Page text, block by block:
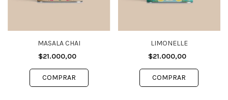
MASALA CHAI
$21.000,00
LIMONELLE
$21.000,00